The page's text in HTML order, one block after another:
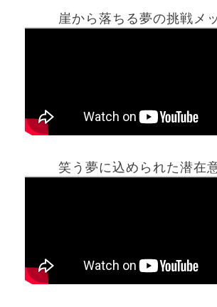
崖から落ちる夢の挑戦メ
笑う夢に込められた潜在